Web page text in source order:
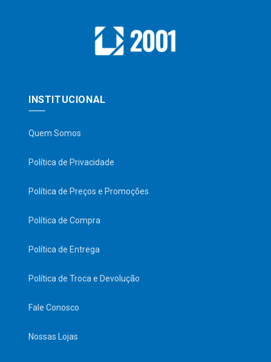
INSTITUCIONAL
Quem Somos
Política de Privacidade
Política de Preços e Promoções
Política de Compra
Política de Entrega
Política de Troca e Devolução
Fale Conosco
Nossas Lojas